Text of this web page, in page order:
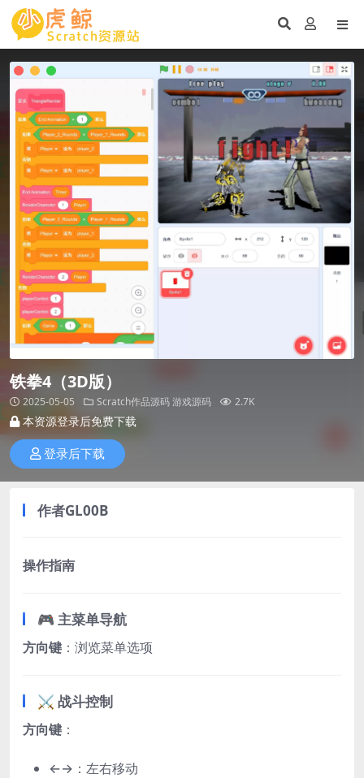
铁拳4（3D版）
2025-05-05 Scratch作品源码游戏源码 2.7K
本资源登录后免费下载
登录后下载
作者GL00B
操作指南​
🎮 主菜单导航
​方向键​ ​：浏览菜单选项
⚔️ 战斗控制
​方向键​ ​：
←→：左右移动